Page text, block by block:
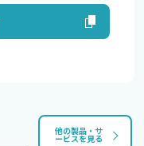
他の製品・サ
ービスを見る